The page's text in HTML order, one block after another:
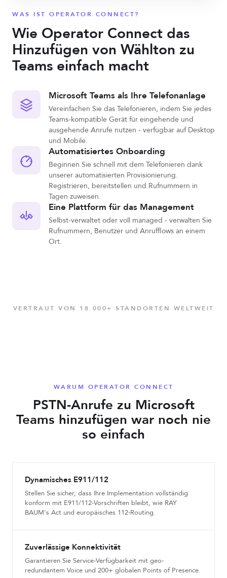
WAS IST OPERATOR CONNECT?
Wie Operator Connect das
Hinzufügen von Wählton zu
Teams einfach macht
Microsoft Teams als Ihre Telefonanlage
Vereinfachen Sie das Telefonieren, indem Sie jedes
Teams-kompatible Gerät für eingehende und
ausgehende Anrufe nutzen - verfügbar auf Desktop
und Mobile.
Automatisiertes Onboarding
Beginnen Sie schnell mit dem Telefonieren dank
unserer automatisierten Provisionierung.
Registrieren, bereitstellen und Rufnummern in
Tagen zuweisen.
Eine Plattform für das Management
Selbst-verwaltet oder voll managed - verwalten Sie
Rufnummern, Benutzer und Anrufflows an einem
Ort.
VERTRAUT VON 18.000+ STANDORTEN WELTWEIT
WARUM OPERATOR CONNECT
PSTN-Anrufe zu Microsoft
Teams hinzufügen war noch nie
so einfach
Dynamisches E911/112
Stellen Sie sicher, dass Ihre Implementation vollständig
konform mit E911/112-Vorschriften bleibt, wie RAY
BAUM's Act und europäisches 112-Routing.
Zuverlässige Konnektivität
Garantieren Sie Service-Verfügbarkeit mit geo-
redundantem Voice und 200+ globalen Points of Presence.